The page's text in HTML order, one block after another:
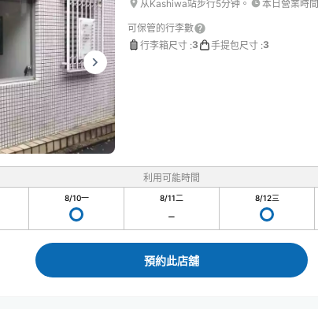
从Kashiwa站步行5分钟。 本日營業時間
可保管的行李數
行李箱尺寸 :3 手提包尺寸 :3
利用可能時間
8/10一 8/11二 8/12三
預約此店舖